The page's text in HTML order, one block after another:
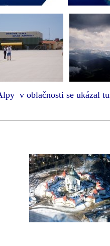
se ukázal tunel a